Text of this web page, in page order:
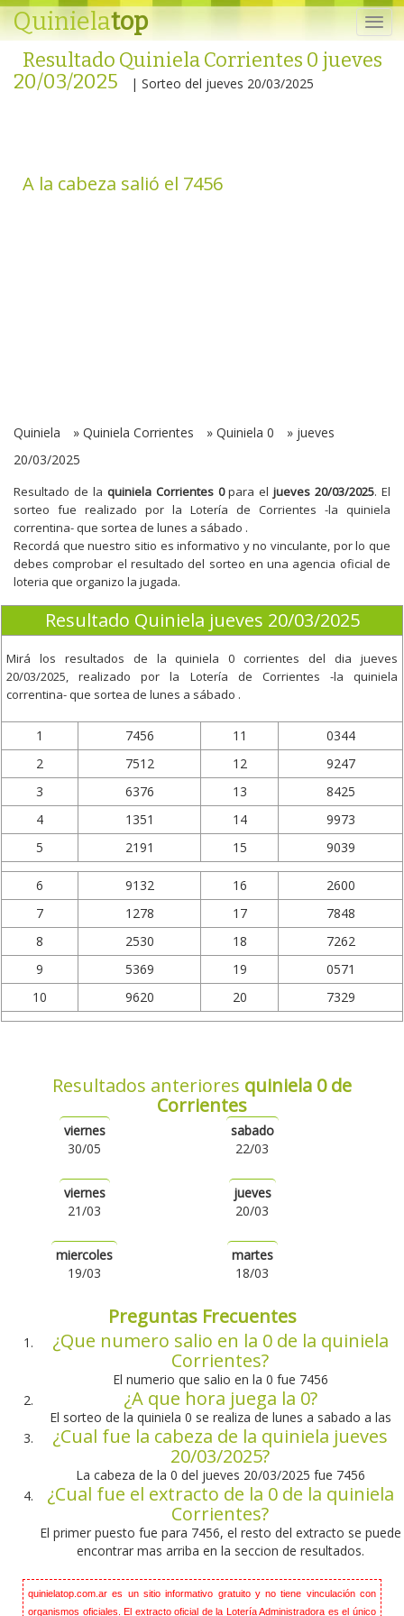
Quinielatop
Resultado Quiniela Corrientes 0 jueves
20/03/2025
| Sorteo del jueves 20/03/2025
A la cabeza salió el 7456
Quiniela » Quiniela Corrientes » Quiniela 0 » jueves
20/03/2025
Resultado de la quiniela Corrientes 0para eljueves 20/03/2025. El
sorteo fue realizado por la Lotería de Corrientes -la quiniela
correntina- que sortea de lunes a sábado .
Recordá que nuestro sitio es informativo y no vinculante, por lo que
debes comprobar el resultado del sorteo en una agencia oficial de
loteria que organizo la jugada.
Resultado Quiniela jueves 20/03/2025
Mirá los resultados de la quiniela 0 corrientes del dia jueves
20/03/2025, realizado por la Lotería de Corrientes -la quiniela
correntina- que sortea de lunes a sábado .
1 7456 11
0344
2
7512 12
9247
3
6376 13
8425
4
1351 14
9973
5
2191 15 9039
6 9132 16
2600
7
1278 17
7848
8
2530 18
7262
9
5369 19
0571
10
9620 20 7329
Resultados anteriores quiniela 0 de
Corrientes
viernes
30/05
sabado
22/03
viernes
21/03
jueves
20/03
miercoles
19/03
martes
18/03
Preguntas Frecuentes
¿Que numero salio en la 0 de la quiniela
Corrientes?
El numerio que salio en la 0 fue 7456
¿A que hora juega la 0?
El sorteo de la quiniela 0 se realiza de lunes a sabado a las
¿Cual fue la cabeza de la quiniela jueves
20/03/2025?
La cabeza de la 0 del jueves 20/03/2025 fue 7456
¿Cual fue el extracto de la 0 de la quiniela
Corrientes?
El primer puesto fue para 7456, el resto del extracto se puede
encontrar mas arriba en la seccion de resultados.
quinielatop.com.ar es un sitio informativo gratuito y no tiene vinculación con
organismos oficiales. El extracto oficial de la Lotería Administradora es el único